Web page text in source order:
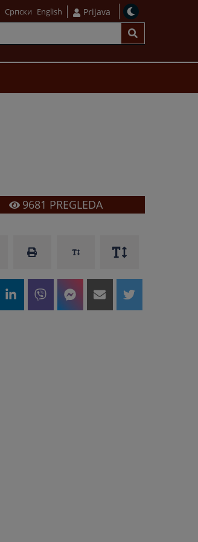
Српски English Prijava
9681 PREGLEDA